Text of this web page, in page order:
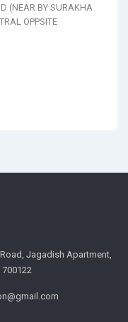
(NEAR BY SURAKHA
OPPSITE
Jagadish Apartment,
700122